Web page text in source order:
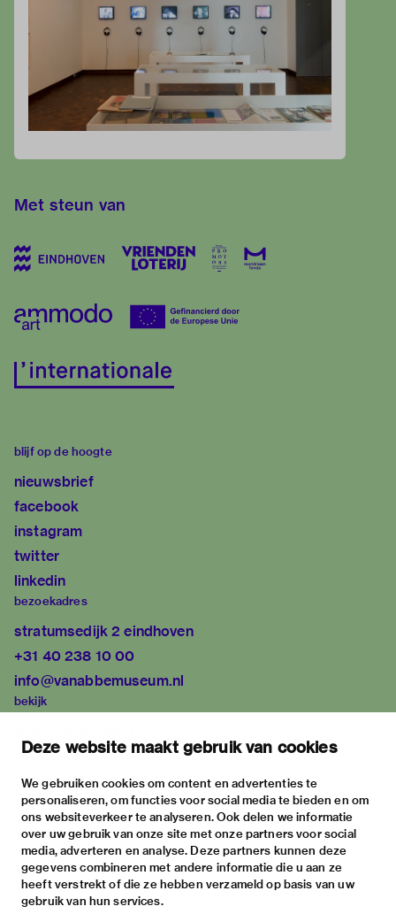
Deze website maakt gebruik van cookies
We gebruiken cookies om content en advertenties te
personaliseren, om functies voor social media te bieden en om
ons websiteverkeer te analyseren. Ook delen we informatie
over uw gebruik van onze site met onze partners voor social
media, adverteren en analyse. Deze partners kunnen deze
gegevens combineren met andere informatie die u aan ze
heeft verstrekt of die ze hebben verzameld op basis van uw
gebruik van hun services.
Met steun van
blijf op de hoogte
nieuwsbrief
facebook
instagram
twitter
linkedin
bezoekadres
stratumsedijk 2 eindhoven
+31 40 238 10 00
info@vanabbemuseum.nl
bekijk
activiteiten
praktische informatie
over
het museum
de collectie
fondsen & partners